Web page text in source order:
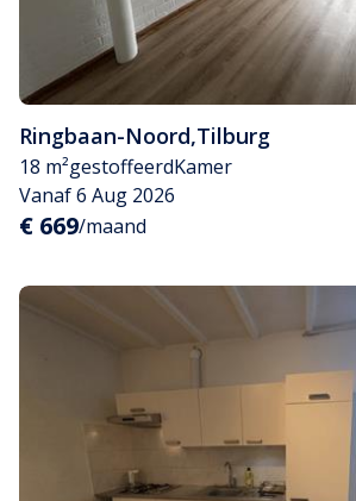
Ringbaan-Noord,Tilburg
18 m²gestoffeerdKamer
Vanaf 6 Aug 2026
€ 669/maand